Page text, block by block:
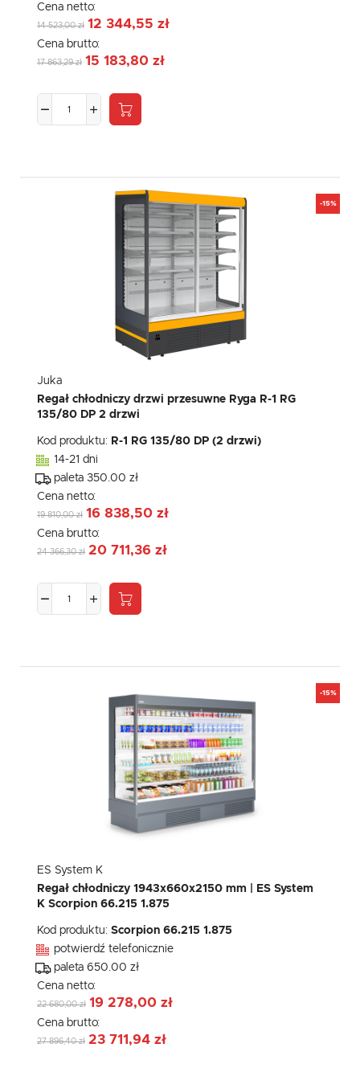
Cena netto:
14 523,00 zł 12 344,55 zł
Cena brutto:
17 863,29 zł 15 183,80 zł
-15%
Juka
Regał chłodniczy drzwi przesuwne Ryga R-1 RG
135/80 DP 2 drzwi
Kod produktu: R-1 RG 135/80 DP (2 drzwi)
14-21 dni
paleta 350.00 zł
Cena netto:
19 810,00 zł 16 838,50 zł
Cena brutto:
24 366,30 zł 20 711,36 zł
-15%
ES System K
Regał chłodniczy 1943x660x2150 mm | ES System
K Scorpion 66.215 1.875
Kod produktu: Scorpion 66.215 1.875
potwierdź telefonicznie
paleta 650.00 zł
Cena netto:
22 680,00 zł 19 278,00 zł
Cena brutto:
27 896,40 zł 23 711,94 zł